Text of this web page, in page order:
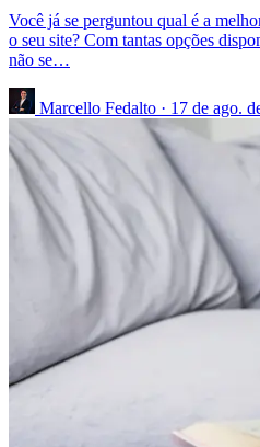
Você já se perguntou qual é a
o seu site? Com tantas opções
não se…
Marcello Fedalto · 17 de ago.